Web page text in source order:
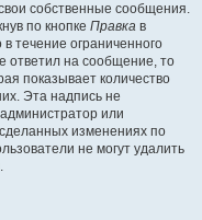
собственные сообщения.
по кнопке Правка в
течение ограниченного
ответил на сообщение, то
показывает количество
Эта надпись не
или
изменениях по
не могут удалить